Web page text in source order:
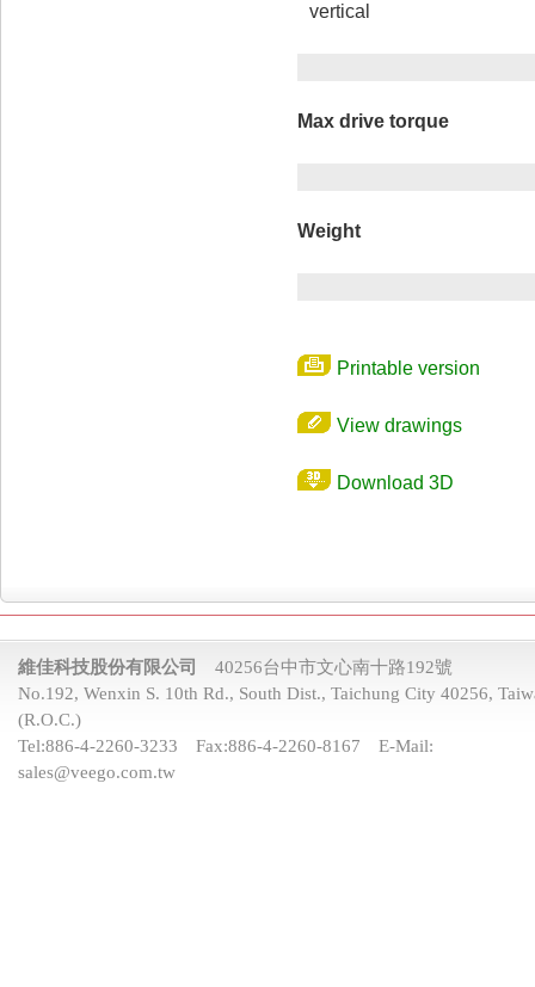
vertical
Max drive torque
Weight
Printable version
View drawings
Download 3D
維佳科技股份有限公司
40256台中市文心南十路192號
No.192, Wenxin S. 10th Rd., South Dist., Taichung City 40256,
(R.O.C.)
Tel:886-4-2260-3233 Fax:886-4-2260-8167 E-Mail:
sales@veego.com.tw